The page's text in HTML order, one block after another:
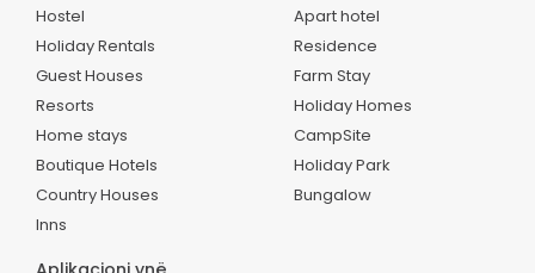
Hostel
Holiday Rentals
Guest Houses
Resorts
Home stays
Boutique Hotels
Country Houses
Inns
Apart hotel
Residence
Farm Stay
Holiday Homes
CampSite
Holiday Park
Bungalow